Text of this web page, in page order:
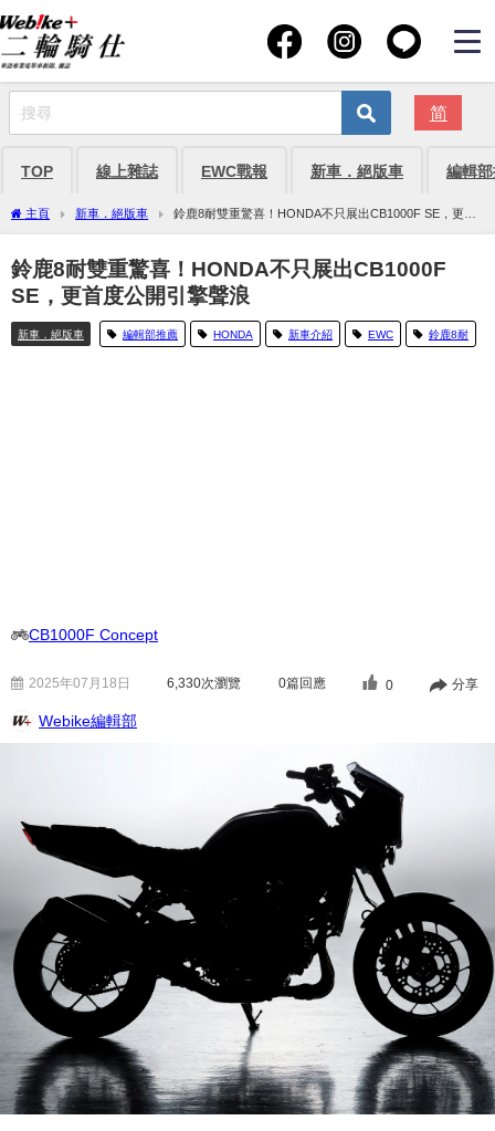
简
TOP 線上雜誌 EWC戰報 新車．絕版車 編輯
主頁 新車．絕版車
鈴鹿8耐雙重驚喜！HONDA不只展出CB1000F SE，更首
度公開引擎聲浪
鈴鹿8耐雙重驚喜！HONDA不只展出CB1000F
SE，更首度公開引擎聲浪
新車．絕版車 編輯部推薦 HONDA 新車介紹 EWC 鈴鹿8耐
CB1000F Concept
2025年07月18日 6,330次瀏覽 0篇回應 0 分享
Webike編輯部